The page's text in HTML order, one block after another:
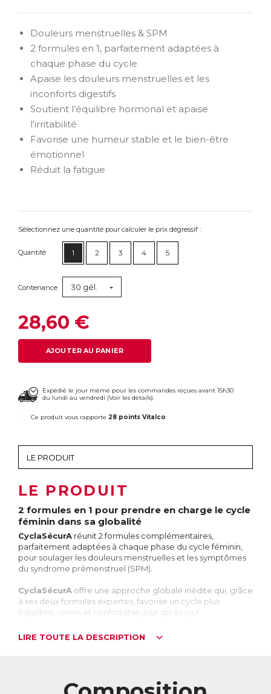
Douleurs menstruelles & SPM
2 formules en 1, parfaitement adaptées à
chaque phase du cycle
Apaise les douleurs menstruelles et les
inconforts digestifs
Soutient l’équilibre hormonal et apaise
l’irritabilité
Favorise une humeur stable et le bien-être
émotionnel
Réduit la fatigue
Sélectionnez une quantité pour calculer le prix dégressif :
Quantité 1 2 3 4 5
Contenance 30 gél.
28,60 €
AJOUTER AU PANIER
Expédié le jour même pour les commandes reçues avant 15h30
du lundi au vendredi (Voir les détails).
Ce produit vous rapporte 28 points Vitalco
LE PRODUIT
2 formules en 1 pour prendre en charge le cycle
féminin dans sa globalité
CyclaSécurA réunit 2 formules complémentaires,
parfaitement adaptées à chaque phase du cycle féminin,
pour soulager les douleurs menstruelles et les symptômes
du syndrome prémenstruel (SPM).
CyclaSécurA offre une approche globale inédite qui, grâce
à ses deux formules expertes, favorise un cycle plus
équilibré, serein et confortable, jour après jour.
CyclaSécurA s’adresse aux femmes qui ressentent des
LIRE TOUTE LA DESCRIPTION